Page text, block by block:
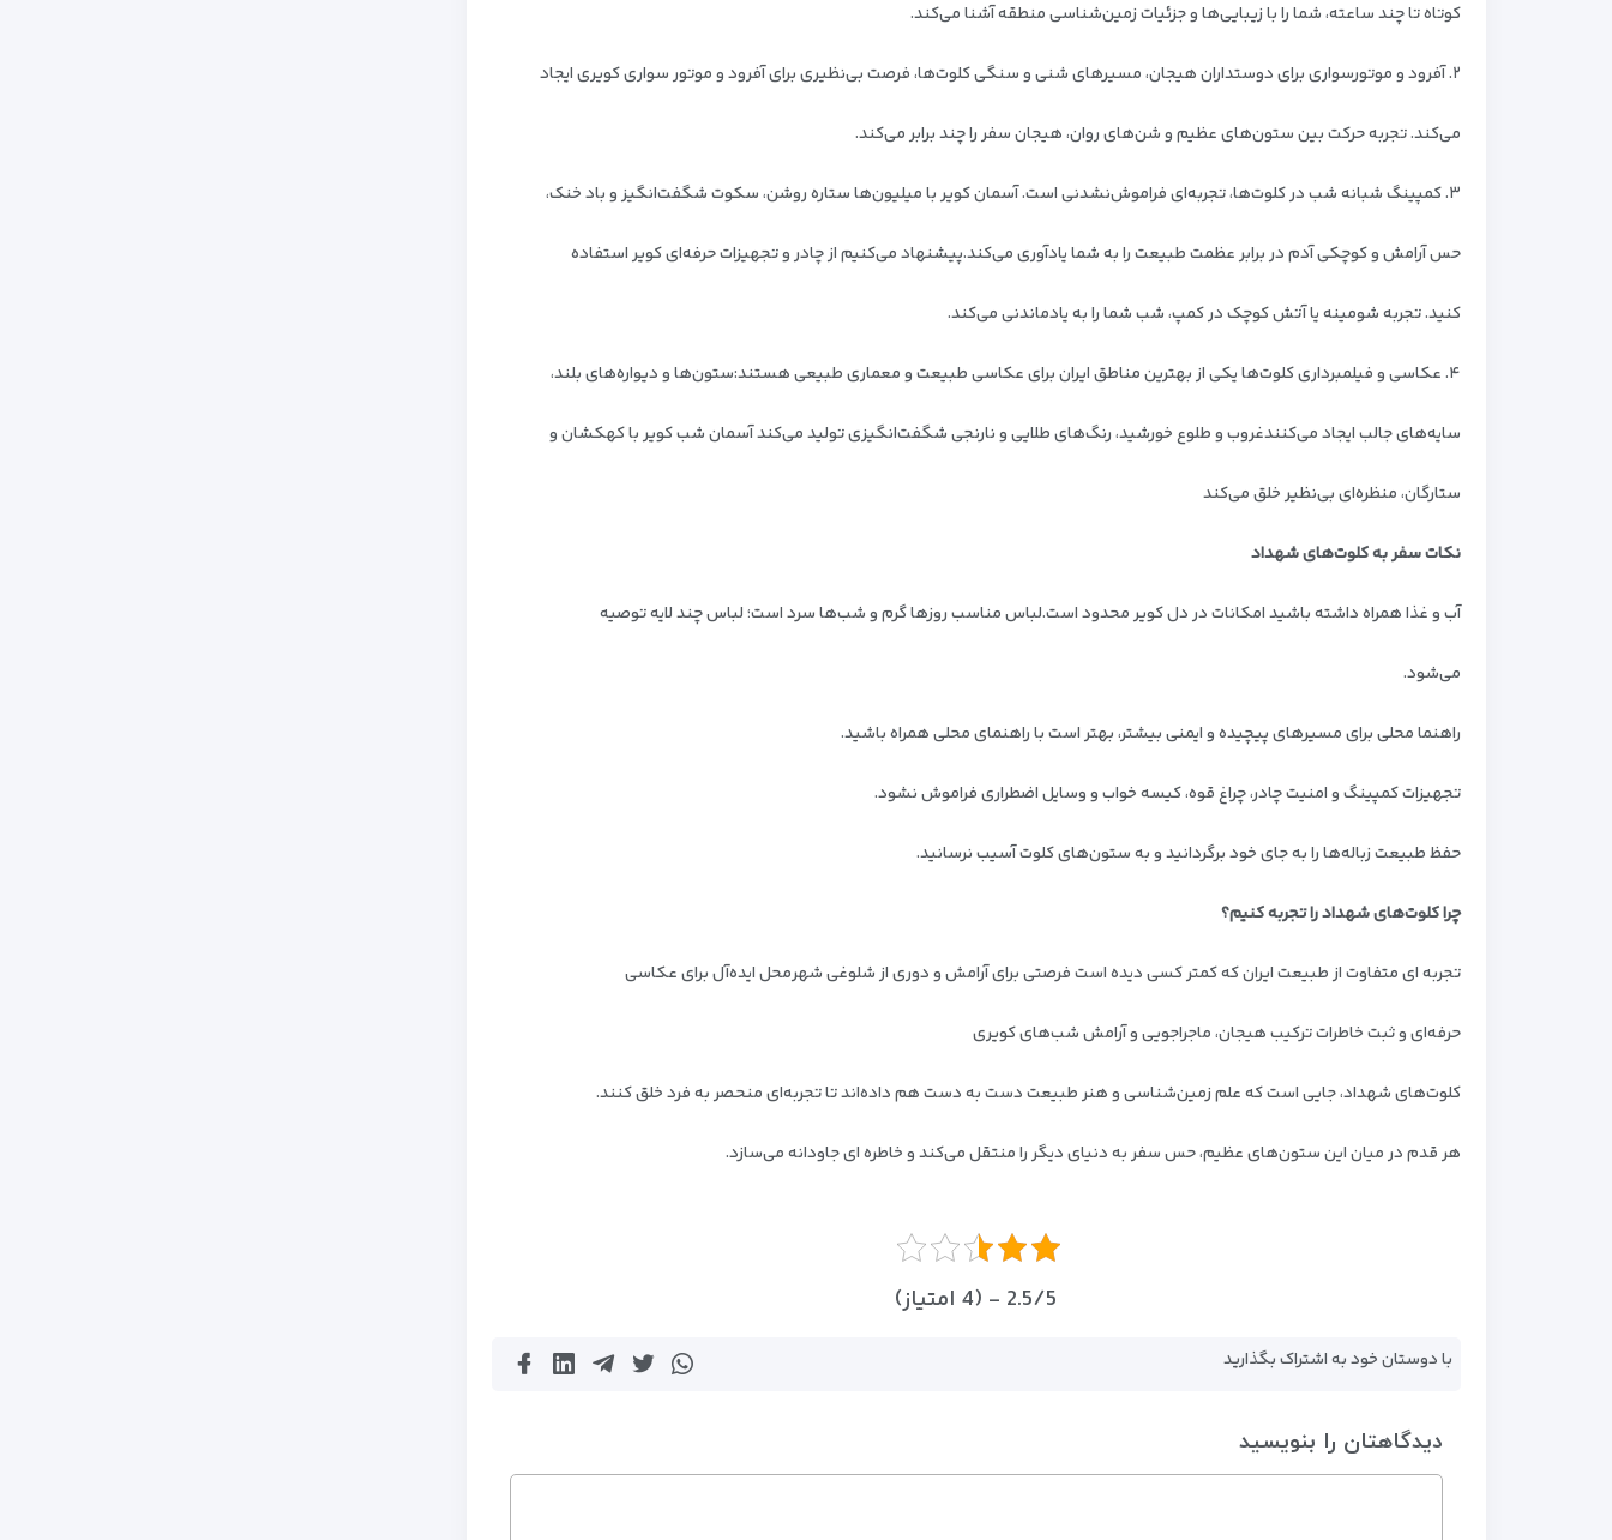
کوتاه تا چند ساعته، شما را با زیبایی‌ها و جزئیات زمین‌شناسی منطقه آشنا می‌کند.
۲. آفرود و موتورسواری برای دوستداران هیجان، مسیرهای شنی و سنگی کلوت‌ها، فرصت بی‌نظیری برای آفرود و موتور سواری کویری ایجاد
می‌کند. تجربه حرکت بین ستون‌های عظیم و شن‌های روان، هیجان سفر را چند برابر می‌کند.
۳. کمپینگ شبانه شب در کلوت‌ها، تجربه‌ای فراموش‌نشدنی است. آسمان کویر با میلیون‌ها ستاره روشن، سکوت شگفت‌انگیز و باد خنک،
حس آرامش و کوچکی آدم در برابر عظمت طبیعت را به شما یادآوری می‌کند.پیشنهاد می‌کنیم از چادر و تجهیزات حرفه‌ای کویر استفاده
کنید.تجربه شومینه یا آتش کوچک در کمپ، شب شما را به یادماندنی می‌کند.
۴. عکاسی و فیلمبرداری کلوت‌ها یکی از بهترین مناطق ایران برای عکاسی طبیعت و معماری طبیعی هستند:ستون‌ها و دیواره‌های بلند،
سایه‌های جالب ایجاد می‌کنندغروب و طلوع خورشید، رنگ‌های طلایی و نارنجی شگفت‌انگیزی تولید می‌کندآسمان شب کویر با کهکشان و
ستارگان، منظره‌ای بی‌نظیر خلق می‌کند
نکات سفر به کلوت‌های شهداد
آب و غذا همراه داشته باشیدامکانات در دل کویر محدوداست.لباس مناسب روزها گرم و شب‌ها سرد است؛ لباس چند لایه توصیه
می‌شود.
راهنما محلی برای مسیرهای پیچیده و ایمنی بیشتر، بهتر است با راهنمای محلی همراه باشید.
تجهیزات کمپینگ و امنیت چادر، چراغ قوه، کیسه خواب و وسایل اضطراری فراموش نشود.
حفظ طبیعت زباله‌ها را به جای خود برگردانید و به ستون‌های کلوت آسیب نرسانید.
چرا کلوت‌های شهداد را تجربه کنیم؟
تجربه ای متفاوت از طبیعت ایران که کمتر کسی دیده استفرصتی برای آرامش و دوری از شلوغی شهرمحل ایده‌آل برای عکاسی
حرفه‌ای و ثبت خاطراتترکیب هیجان، ماجراجویی و آرامش شب‌های کویری
کلوت‌های شهداد، جایی است که علم زمین‌شناسی و هنر طبیعت دست به دست هم داده‌اند تا تجربه‌ای منحصر به‌ فرد خلق کنند.
هر قدم در میان این ستون‌های عظیم، حس سفر به دنیای دیگر را منتقل می‌کند و خاطره‌ ای جاودانه می‌سازد.
2.5/5 - (4 امتیاز)
با دوستان خود به اشتراک بگذارید
دیدگاهتان را بنویسید